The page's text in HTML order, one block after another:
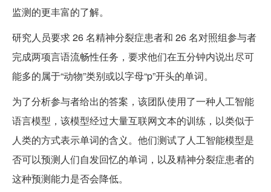
监测的更丰富的了解。
研究人员要求 26 名精神分裂症患者和 26 名对照组参与者
完成两项言语流畅性任务，要求他们在五分钟内说出尽可
能多的属于“动物”类别或以字母“p”开头的单词。
为了分析参与者给出的答案，该团队使用了一种人工智能
语言模型，该模型经过大量互联网文本的训练，以类似于
人类的方式表示单词的含义。他们测试了人工智能模型是
否可以预测人们自发回忆的单词，以及精神分裂症患者的
这种预测能力是否会降低。